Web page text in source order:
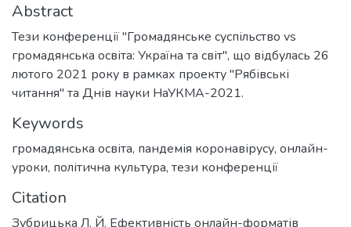
Abstract
Тези конференції "Громадянське суспільство vs
громадянська освіта: Україна та світ", що відбулась 26
лютого 2021 року в рамках проекту "Рябівські
читання" та Днів науки НаУКМА-2021.
Keywords
громадянська освіта, пандемія коронавірусу, онлайн-
уроки, політична культура, тези конференції
Citation
Зубрицька Л. Й. Ефективність онлайн-форматів